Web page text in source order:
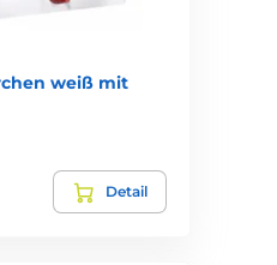
weiß mit
Detail